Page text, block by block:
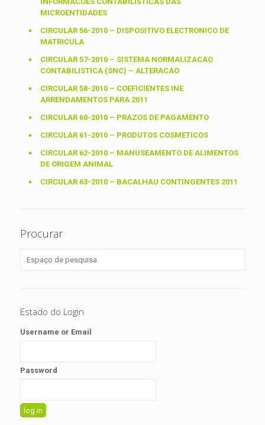
MICROENTIDADES
CIRCULAR 56-2010 – DISPOSITIVO ELECTRONICO DE
MATRICULA
CIRCULAR 57-2010 – SISTEMA NORMALIZACAO
CONTABILISTICA (SNC) – ALTERACAO
CIRCULAR 58-2010 – COEFICIENTES INE
ARRENDAMENTOS PARA 2011
CIRCULAR 60-2010 – PRAZOS DE PAGAMENTO
CIRCULAR 61-2010 – PRODUTOS COSMETICOS
CIRCULAR 62-2010 – MANUSEAMENTO DE ALIMENTOS
DE ORIGEM ANIMAL
CIRCULAR 63-2010 – BACALHAU CONTINGENTES 2011
Procurar
Estado do Login
Username or Email
Password